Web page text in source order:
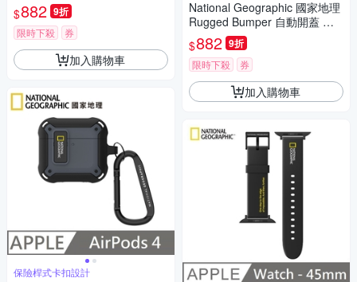
灰色
$882 9折
限時下殺 券
加入購物車
保險桿式卡扣設計
National Geographic 國家地理
Rugged Bumper 自動開蓋 耳
機保護殼 適用 AirPods 4 - 灰褐
色
$882 9折
限時下殺 券
加入購物車